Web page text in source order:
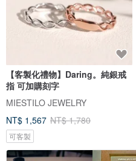
【客製化禮物】Daring。純銀戒
指 可加購刻字
MIESTILO JEWELRY
NT$ 1,567 NT$ 1,780
可客製